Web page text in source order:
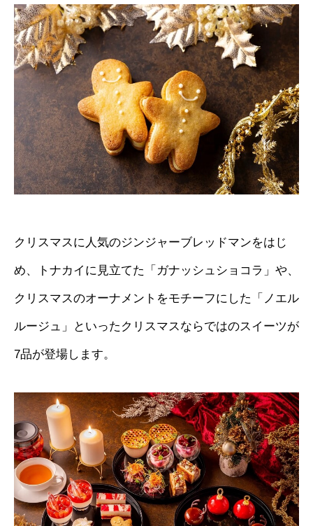
クリスマスに人気のジンジャーブレッドマンをはじ
め、トナカイに見立てた「ガナッシュショコラ」や、
クリスマスのオーナメントをモチーフにした「ノエル
ルージュ」といったクリスマスならではのスイーツが
7品が登場します。